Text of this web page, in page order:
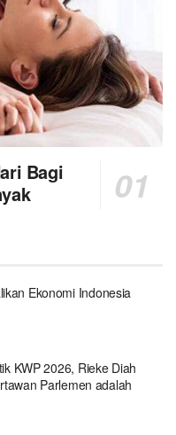
Bagi
Ekonomi Indonesia
KWP 2026, Rieke Diah
Parlemen adalah